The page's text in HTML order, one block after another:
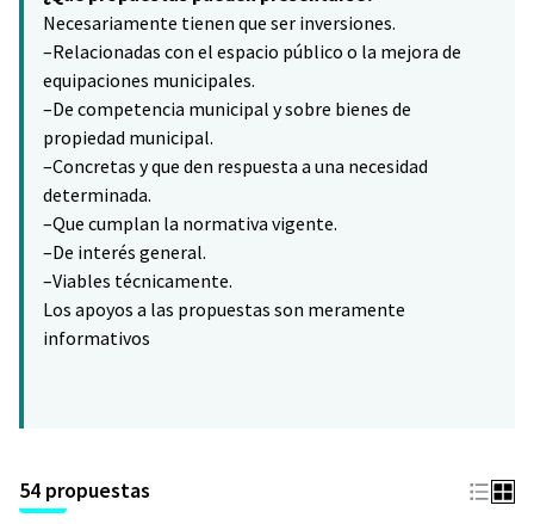
Necesariamente tienen que ser inversiones.
–Relacionadas con el espacio público o la mejora de
equipaciones municipales.
–De competencia municipal y sobre bienes de
propiedad municipal.
–Concretas y que den respuesta a una necesidad
determinada.
–Que cumplan la normativa vigente.
–De interés general.
–Viables técnicamente.
Los apoyos a las propuestas son meramente
informativos
54 propuestas